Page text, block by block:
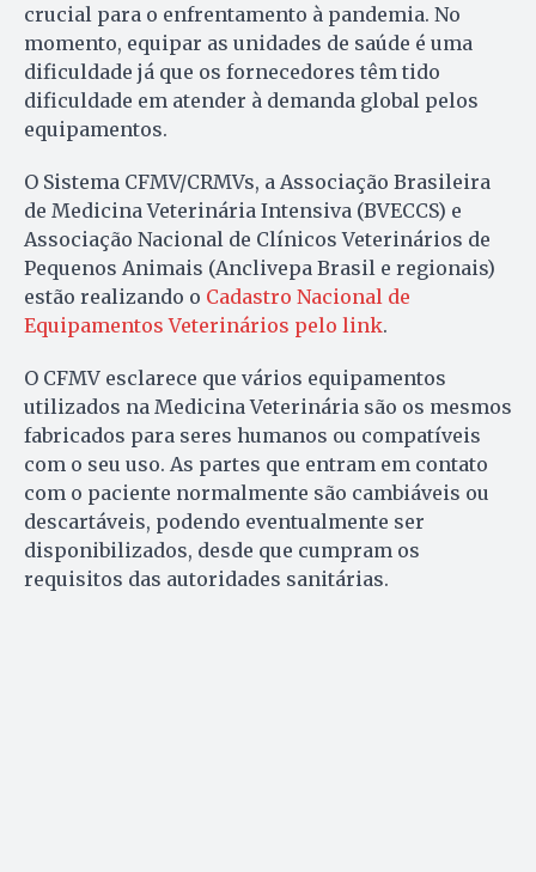
crucial para o enfrentamento à pandemia. No
momento, equipar as unidades de saúde é uma
dificuldade já que os fornecedores têm tido
dificuldade em atender à demanda global pelos
equipamentos.
O Sistema CFMV/CRMVs, a Associação Brasileira
de Medicina Veterinária Intensiva (BVECCS) e
Associação Nacional de Clínicos Veterinários de
Pequenos Animais (Anclivepa Brasil e regionais)
estão realizando o Cadastro Nacional de
Equipamentos Veterinários pelo link.
O CFMV esclarece que vários equipamentos
utilizados na Medicina Veterinária são os mesmos
fabricados para seres humanos ou compatíveis
com o seu uso. As partes que entram em contato
com o paciente normalmente são cambiáveis ou
descartáveis, podendo eventualmente ser
disponibilizados, desde que cumpram os
requisitos das autoridades sanitárias.